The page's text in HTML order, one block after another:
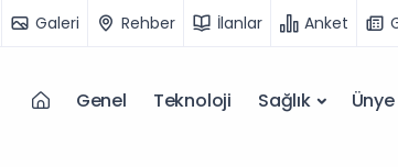
Galeri Rehber İlanlar Anket
Genel Teknoloji Sağlık Ünye